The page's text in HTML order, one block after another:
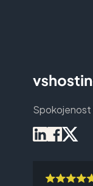
Spokojenost